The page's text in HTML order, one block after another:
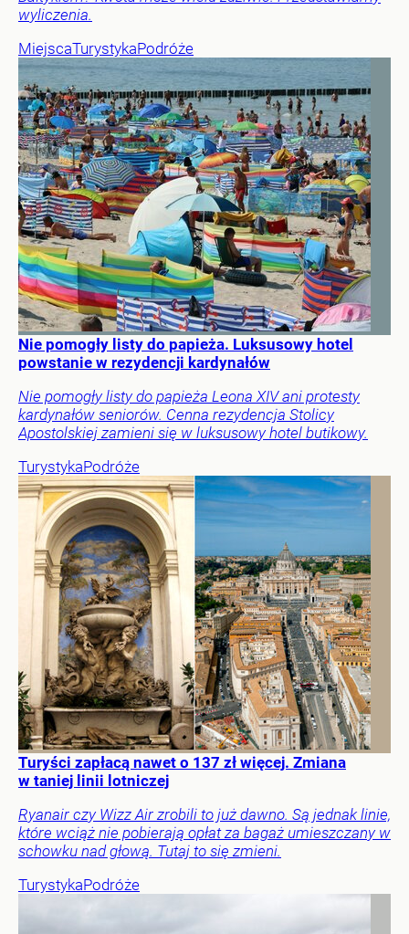
wyliczenia.
MiejscaTurystykaPodróże
Nie pomogły listy do papieża. Luksusowy hotel
powstanie w rezydencji kardynałów
Nie pomogły listy do papieża Leona XIV ani protesty
kardynałów seniorów. Cenna rezydencja Stolicy
Apostolskiej zamieni się w luksusowy hotel butikowy.
TurystykaPodróże
Turyści zapłacą nawet o 137 zł więcej. Zmiana
w taniej linii lotniczej
Ryanair czy Wizz Air zrobili to już dawno. Są jednak linie,
które wciąż nie pobierają opłat za bagaż umieszczany w
schowku nad głową. Tutaj to się zmieni.
TurystykaPodróże